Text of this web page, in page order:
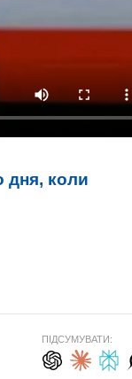
дня, коли
ПІДСУМУВАТИ: